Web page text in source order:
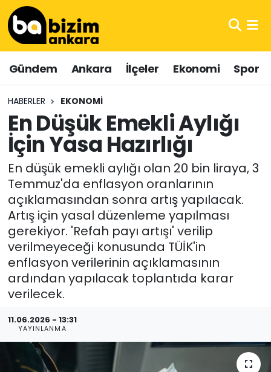
Gündem Ankara İlçeler Ekonomi Spor
HABERLER EKONOMI
En Düşük Emekli Aylığı
İçin Yasa Hazırlığı
En düşük emekli aylığı olan 20 bin liraya, 3
Temmuz'da enflasyon oranlarının
açıklamasından sonra artış yapılacak.
Artış için yasal düzenleme yapılması
gerekiyor. 'Refah payı artışı' verilip
verilmeyeceği konusunda TÜİK'in
enflasyon verilerinin açıklamasının
ardından yapılacak toplantıda karar
verilecek.
11.06.2026 - 13:31
YAYINLANMA
Hava Durumu
Trafik Durumu
Süper Lig Puan Durumu ve Fikstür
Tüm Manşetler
Son Dakika Haberleri
Haber Arşivi